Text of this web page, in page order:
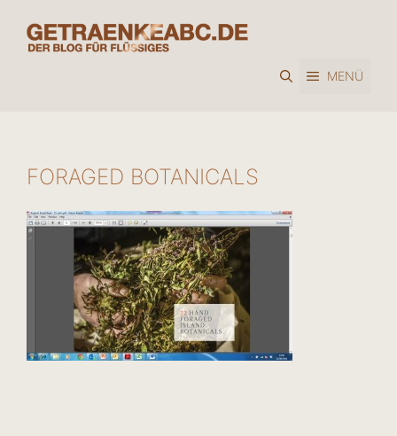
Inhalt
springen
MENÜ
FORAGED BOTANICALS